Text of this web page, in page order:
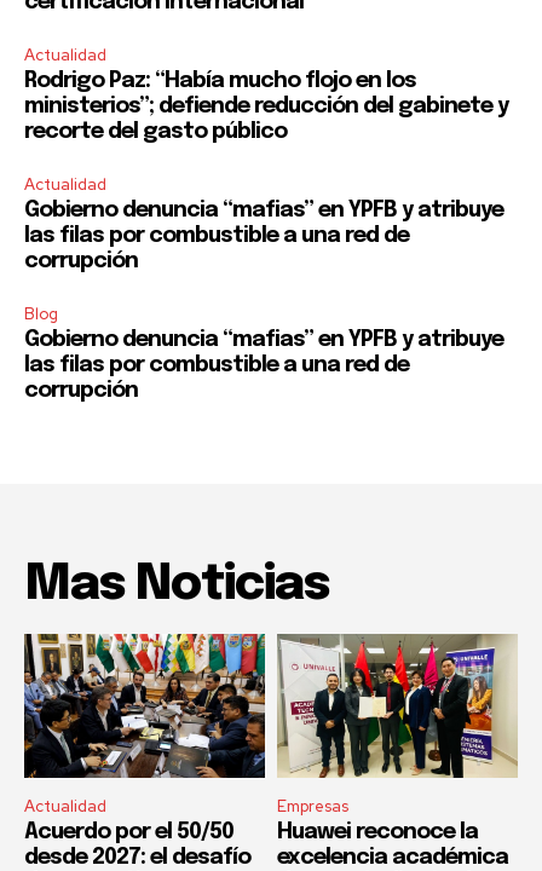
Actualidad
Rodrigo Paz: “Había mucho flojo en los
ministerios”; defiende reducción del gabinete y
recorte del gasto público
Actualidad
Gobierno denuncia “mafias” en YPFB y atribuye
las filas por combustible a una red de
corrupción
Blog
Gobierno denuncia “mafias” en YPFB y atribuye
las filas por combustible a una red de
corrupción
Mas Noticias
Actualidad
Acuerdo por el 50/50
desde 2027: el desafío
Empresas
Huawei reconoce la
excelencia académica